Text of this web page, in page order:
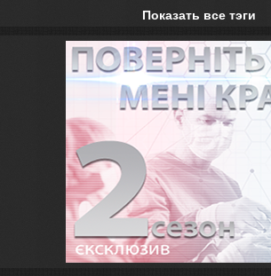
Показать все тэги